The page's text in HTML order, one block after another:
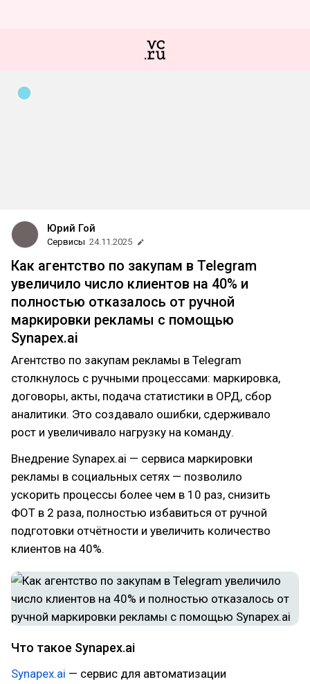
Юрий Гой
Сервисы 24.11.2025
Как агентство по закупам в Telegram
увеличило число клиентов на 40% и
полностью отказалось от ручной
маркировки рекламы с помощью
Synapex.ai
Агентство по закупам рекламы в Telegram
столкнулось с ручными процессами: маркировка,
договоры, акты, подача статистики в ОРД, сбор
аналитики. Это создавало ошибки, сдерживало
рост и увеличивало нагрузку на команду.
Внедрение Synapex.ai — сервиса маркировки
рекламы в социальных сетях — позволило
ускорить процессы более чем в 10 раз, снизить
ФОТ в 2 раза, полностью избавиться от ручной
подготовки отчётности и увеличить количество
клиентов на 40%.
Что такое Synapex.ai
Synapex.ai — сервис для автоматизации